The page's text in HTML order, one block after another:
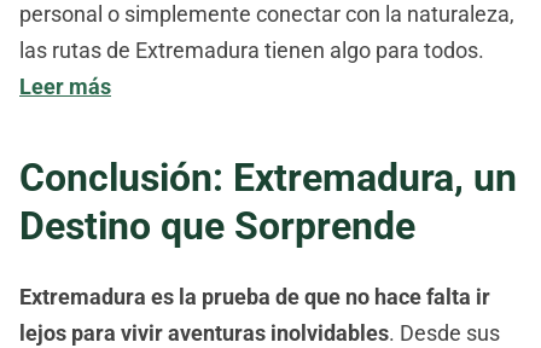
personal o simplemente conectar con la naturaleza,
las rutas de Extremadura tienen algo para todos.
Leer más
Conclusión: Extremadura, un
Destino que Sorprende
Extremadura es la prueba de que no hace falta ir
lejos para vivir aventuras inolvidables. Desde sus